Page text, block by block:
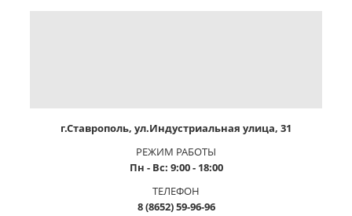
г.Ставрополь, ул.Индустриальная улица, 31
РЕЖИМ РАБОТЫ
Пн - Вс: 9:00 - 18:00
ТЕЛЕФОН
8 (8652) 59-96-96